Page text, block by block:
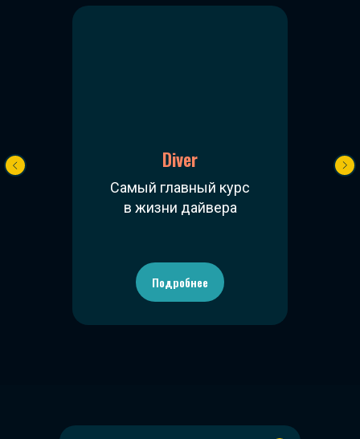
Diver
Самый главный курс
в жизни дайвера
Подробнее